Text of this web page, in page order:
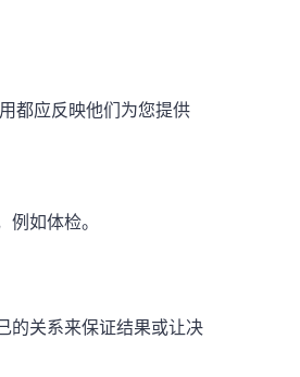
都应反映他们为您提供
如体检。
的关系来保证结果或让决